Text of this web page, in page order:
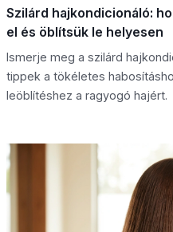
Szilárd hajkondicionáló:
el és öblítsük le helyesen
Ismerje meg a szilárd
tippek a tökéletes
leöblítéshez a ragyogó hajért.